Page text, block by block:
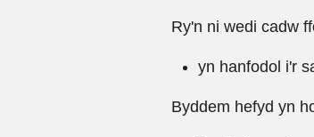
Ry'n ni wedi cadw
yn hanfodol i'r
Byddem hefyd yn